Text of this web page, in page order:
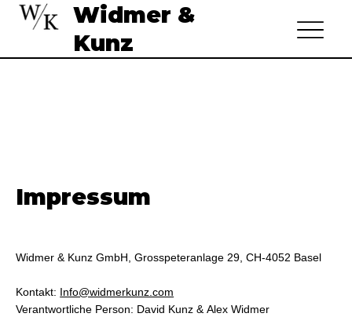
Widmer &
Kunz
Impressum
Widmer & Kunz GmbH, Grosspeteranlage 29, CH-4052 Basel
Kontakt: Info@widmerkunz.com
Verantwortliche Person: David Kunz & Alex Widmer